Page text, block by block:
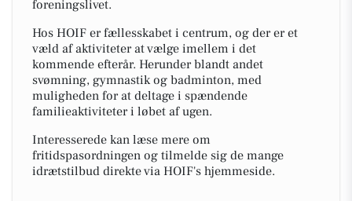
foreningslivet.
Hos HOIF er fællesskabet i centrum, og der er et
væld af aktiviteter at vælge imellem i det
kommende efterår. Herunder blandt andet
svømning, gymnastik og badminton, med
muligheden for at deltage i spændende
familieaktiviteter i løbet af ugen.
Interesserede kan læse mere om
fritidspasordningen og tilmelde sig de mange
idrætstilbud direkte via HOIF's hjemmeside.